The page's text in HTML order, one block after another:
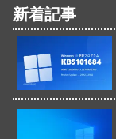
新着記事